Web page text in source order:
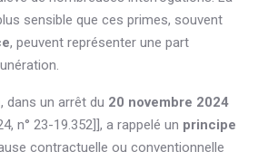
sensible que ces primes, souvent
, peuvent représenter une part
, dans un arrêt du 20 novembre 2024
n° 23-19.352]], a rappelé un principe
contractuelle ou conventionnelle